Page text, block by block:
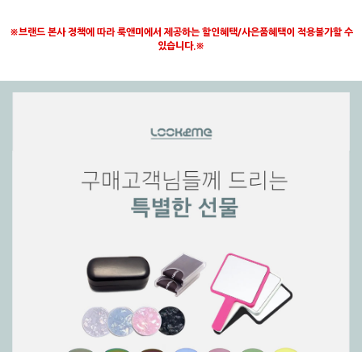
※브랜드 본사 정책에 따라 룩앤미에서 제공하는 할인혜택/사은품혜택이 적용불가할 수
있습니다.※